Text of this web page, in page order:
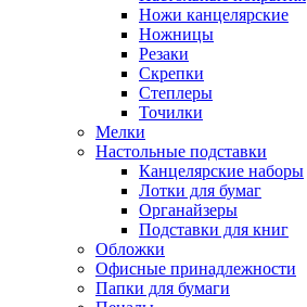
Ножи канцелярские
Ножницы
Резаки
Скрепки
Степлеры
Точилки
Мелки
Настольные подставки
Канцелярские наборы
Лотки для бумаг
Органайзеры
Подставки для книг
Обложки
Офисные принадлежности
Папки для бумаги